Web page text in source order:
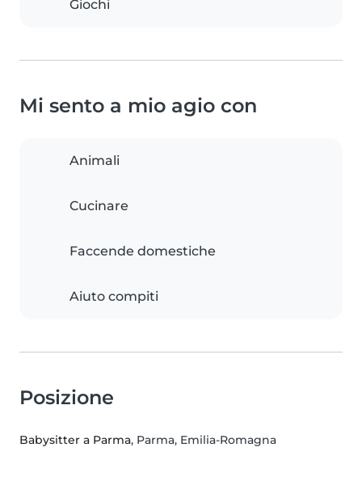
Giochi
Mi sento a mio agio con
Animali
Cucinare
Faccende domestiche
Aiuto compiti
Posizione
Babysitter a Parma, Parma, Emilia-Romagna